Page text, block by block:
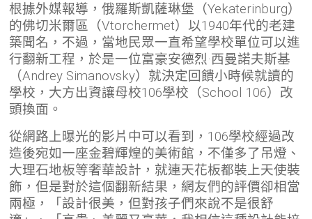
根據外媒報導，俄羅斯凱薩琳堡（Yekaterinburg）
的佛切米爾區（Vtorchermet）以1940年代的老建
築聞名，不過，當地民眾一直希望學校單位可以進
行翻新工程，於是一位富豪安德烈·西曼諾夫斯基
（Andrey Simanovsky）就決定回饋小時候就讀的
學校，大方出資讓母校106學校（School 106）改
頭換面。
從網路上曝光的影片中可以看到，106學校經過改
造後宛如一座金碧輝煌的美術館，不僅多了吊燈、
大理石地板等奢華設計，就連天花板都裝上天使裝
飾，但是對於這個翻新結果，網友們的評價卻相當
兩極，「設計很美，但對孩子們來說不是很舒